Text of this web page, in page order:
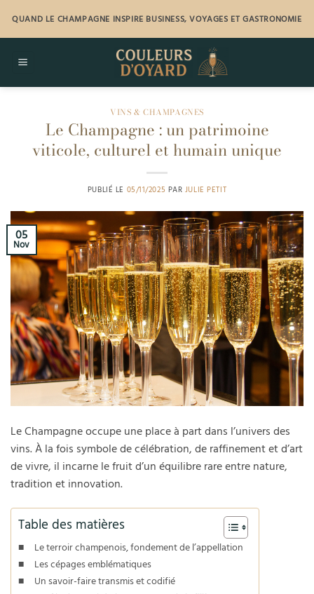
contenu
QUAND LE CHAMPAGNE INSPIRE BUSINESS, VOYAGES ET GASTRONOMIE
VINS & CHAMPAGNES
Le Champagne : un patrimoine
viticole, culturel et humain unique
PUBLIÉ LE 05/11/2025 PAR JULIE PETIT
05
Nov
Le Champagne occupe une place à part dans l’univers des
vins. À la fois symbole de célébration, de raffinement et d’art
de vivre, il incarne le fruit d’un équilibre rare entre nature,
tradition et innovation.
Table des matières
Le terroir champenois, fondement de l’appellation
Les cépages emblématiques
Un savoir-faire transmis et codifié